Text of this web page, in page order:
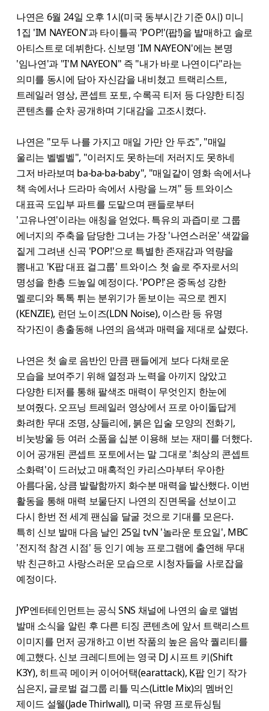
나연은 6월 24일 오후 1시(미국 동부시간 기준 0시) 미니
1집 'IM NAYEON'과 타이틀곡 'POP!'(팝!)을 발매하고 솔로
아티스트로 데뷔한다. 신보명 'IM NAYEON'에는 본명
'임나연'과 "I'M NAYEON" 즉 "내가 바로 나연이다"라는
의미를 동시에 담아 자신감을 내비쳤고 트랙리스트,
트레일러 영상, 콘셉트 포토, 수록곡 티저 등 다양한 티징
콘텐츠를 순차 공개하며 기대감을 고조시켰다.
나연은 "모두 나를 가지고 매일 가만 안 두죠", "매일
울리는 벨벨벨", "이러지도 못하는데 저러지도 못하네
그저 바라보며 ba-ba-ba-baby", "매일같이 영화 속에서나
책 속에서나 드라마 속에서 사랑을 느껴" 등 트와이스
대표곡 도입부 파트를 도맡으며 팬들로부터
'고유나연'이라는 애칭을 얻었다. 특유의 과즙미로 그룹
에너지의 주축을 담당한 그녀는 가장 '나연스러운' 색깔을
짙게 그려낸 신곡 'POP!'으로 특별한 존재감과 역량을
뽐내고 'K팝 대표 걸그룹' 트와이스 첫 솔로 주자로서의
명성을 한층 드높일 예정이다. 'POP!'은 중독성 강한
멜로디와 톡톡 튀는 분위기가 돋보이는 곡으로 켄지
(KENZIE), 런던 노이즈(LDN Noise), 이스란 등 유명
작가진이 총출동해 나연의 음색과 매력을 제대로 살렸다.
나연은 첫 솔로 음반인 만큼 팬들에게 보다 다채로운
모습을 보여주기 위해 열정과 노력을 아끼지 않았고
다양한 티저를 통해 팔색조 매력이 무엇인지 한눈에
보여줬다. 오프닝 트레일러 영상에서 프로 아이돌답게
화려한 무대 조명, 샹들리에, 붉은 입술 모양의 전화기,
비눗방울 등 여러 소품을 십분 이용해 보는 재미를 더했다.
이어 공개된 콘셉트 포토에서는 말 그대로 '최상의 콘셉트
소화력'이 드러났고 매혹적인 카리스마부터 우아한
아름다움, 상큼 발랄함까지 화수분 매력을 발산했다. 이번
활동을 통해 매력 보물단지 나연의 진면목을 선보이고
다시 한번 전 세계 팬심을 달굴 것으로 기대를 모은다.
특히 신보 발매 다음 날인 25일 tvN '놀라운 토요일', MBC
'전지적 참견 시점' 등 인기 예능 프로그램에 출연해 무대
밖 친근하고 사랑스러운 모습으로 시청자들을 사로잡을
예정이다.
JYP엔터테인먼트는 공식 SNS 채널에 나연의 솔로 앨범
발매 소식을 알린 후 다른 티징 콘텐츠에 앞서 트랙리스트
이미지를 먼저 공개하고 이번 작품의 높은 음악 퀄리티를
예고했다. 신보 크레디트에는 영국 DJ 시프트 키(Shift
K3Y), 히트곡 메이커 이어어택(earattack), K팝 인기 작가
심은지, 글로벌 걸그룹 리틀 믹스(Little Mix)의 멤버인
제이드 설웰(Jade Thirlwall), 미국 유명 프로듀싱팀